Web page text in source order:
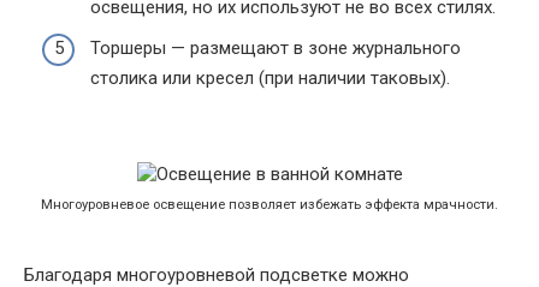
освещения, но их используют не во всех стилях.
Торшеры — размещают в зоне журнального
столика или кресел (при наличии таковых).
Многоуровневое освещение позволяет избежать эффекта мрачности.
Благодаря многоуровневой подсветке можно